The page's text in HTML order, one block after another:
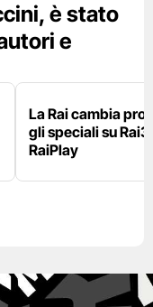
è stato
e
La Rai cambia
gli speciali su
RaiPlay